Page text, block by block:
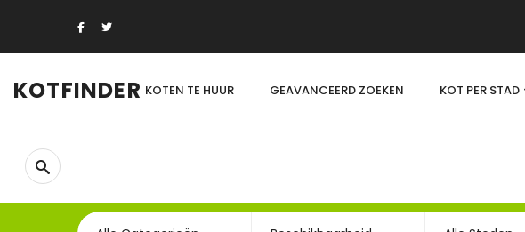
KOTFINDER KOTEN TE HUUR GEAVANCEERD ZOEKEN KOT PER STAD